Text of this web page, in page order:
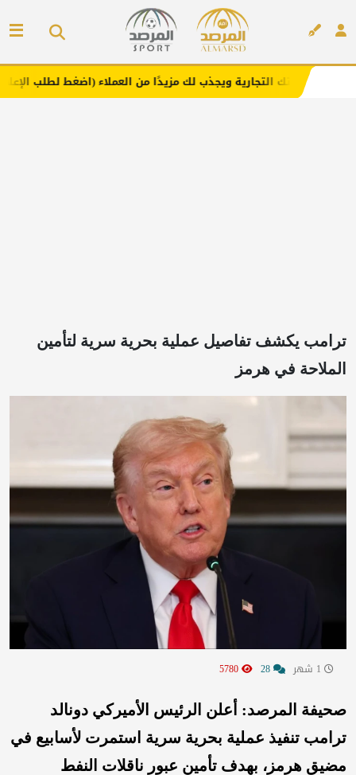
ويجذب لك مزيدًا من العملاء (اضغط لطلب الإعلان)
ترامب يكشف تفاصيل عملية بحرية سرية لتأمين
الملاحة في هرمز
صحيفة المرصد: أعلن الرئيس الأميركي دونالد
ترامب تنفيذ عملية بحرية سرية استمرت لأسابيع في
مضيق هرمز، بهدف تأمين عبور ناقلات النفط